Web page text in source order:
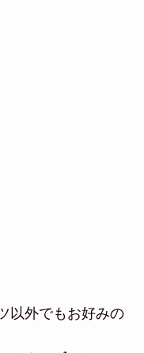
以外でもお好みの